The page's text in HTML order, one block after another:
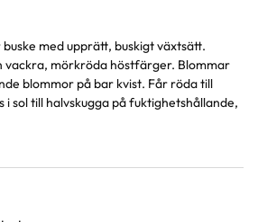
med upprätt, buskigt växtsätt.
vackra, mörkröda höstfärger. Blommar
blommor på bar kvist. Får röda till
i sol till halvskugga på fuktighetshållande,